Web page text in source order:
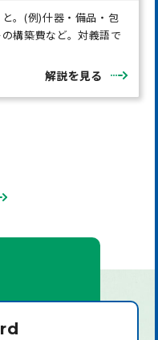
。(例)什器・備品・包
構築費など。対義語で
解説を見る